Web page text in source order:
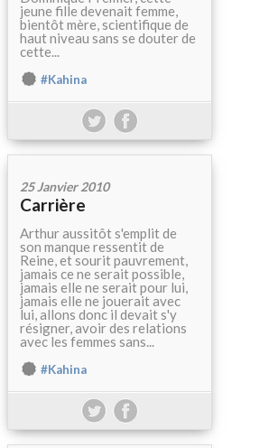
jeune fille devenait femme,
bientôt mère, scientifique de
haut niveau sans se douter de
cette...
#Kahina
25 Janvier 2010
Carrière
Arthur aussitôt s'emplit de
son manque ressentit de
Reine, et sourit pauvrement,
jamais ce ne serait possible,
jamais elle ne serait pour lui,
jamais elle ne jouerait avec
lui, allons donc il devait s'y
résigner, avoir des relations
avec les femmes sans...
#Kahina